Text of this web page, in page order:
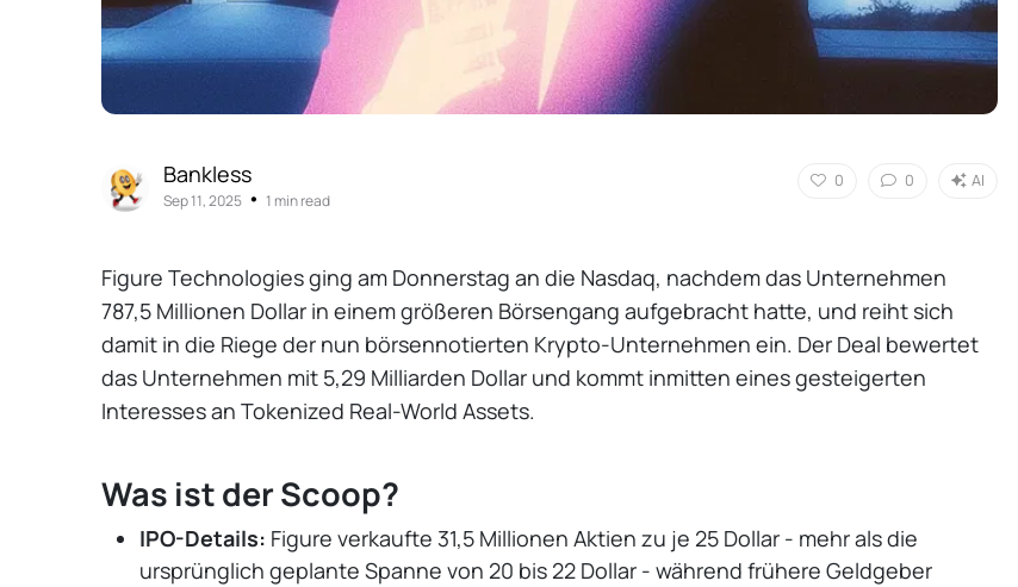
Bankless
Sep 11, 2025• 1 min read
0 0 AI
Figure Technologies ging am Donnerstag an die Nasdaq, nachdem das Unternehmen
787,5 Millionen Dollar in einem größeren Börsengang aufgebracht hatte, und reiht sich
damit in die Riege der nun börsennotierten Krypto-Unternehmen ein. Der Deal bewertet
das Unternehmen mit 5,29 Milliarden Dollar und kommt inmitten eines gesteigerten
Interesses an Tokenized Real-World Assets.
Was ist der Scoop?
IPO-Details: Figure verkaufte 31,5 Millionen Aktien zu je 25 Dollar - mehr als die
ursprünglich geplante Spanne von 20 bis 22 Dollar - während frühere Geldgeber